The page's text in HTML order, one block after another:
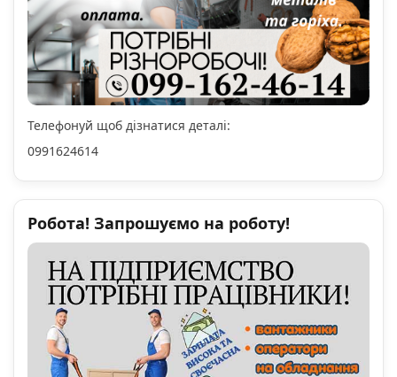
Телефонуй щоб дізнатися деталі:
0991624614
Робота! Запрошуємо на роботу!